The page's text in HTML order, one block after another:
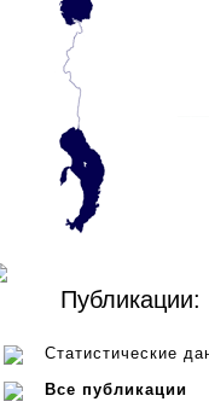
Публикации:
Статистические
Все публикации